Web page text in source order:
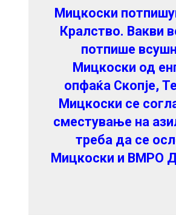
Мицкоски
Кралство. Вакви
потпише
Мицкоски од
опфаќа Скопје,
Мицкоски се
сместување на
треба да се
Мицкоски и ВМРО